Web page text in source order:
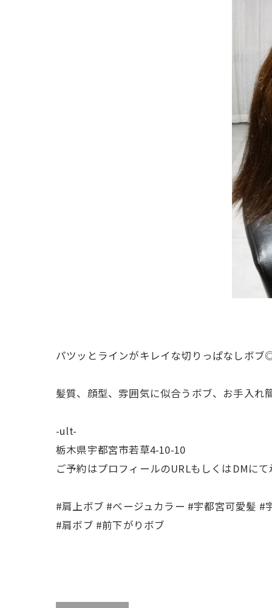
パツッとラインがキレイな切りっぱなしボ
髪質、顔型、雰囲気に似合うボブ、お手入
-ult-
栃木県宇都宮市若草4-10-10
ご予約はプロフィールのURLもしくはDMに
#肩上ボブ #ベージュカラー #宇都宮可愛髪
#肩ボブ #前下がりボブ